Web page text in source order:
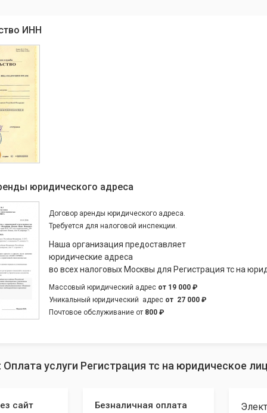
ИНН
юридического адреса
Договор аренды юридического адреса.
Требуется для налоговой инспекции.
Наша организация предоставляет
юридические адреса
во всех налоговых Москвы для Регистрация тс на
Массовый юридический адрес от 19 000 ₽
Уникальный юридический адрес от 27 000 ₽
Почтовое обслуживание от 800 ₽
Оплата услуги Регистрация тс на юридическое
сайт Безналичная оплата